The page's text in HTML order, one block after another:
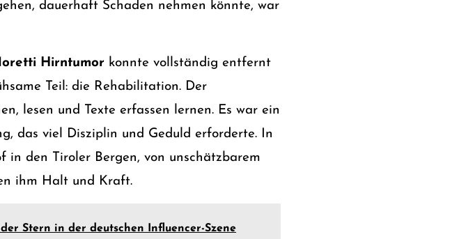
dauerhaft Schaden nehmen könnte, war
Hirntumor konnte vollständig entfernt
Teil: die Rehabilitation. Der
lesen und Texte erfassen lernen. Es war ein
das viel Disziplin und Geduld erforderte. In
in den Tiroler Bergen, von unschätzbarem
ihm Halt und Kraft.
Stern in der deutschen Influencer-Szene